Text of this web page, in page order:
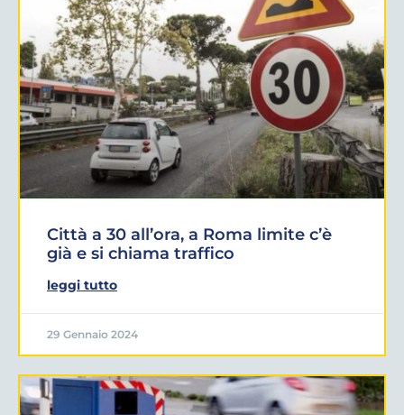
Città a 30 all’ora, a Roma limite c’è
già e si chiama traffico
leggi tutto
29 Gennaio 2024